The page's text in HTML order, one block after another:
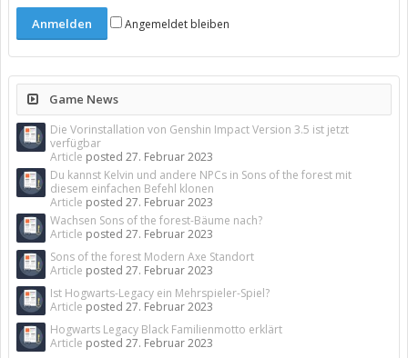
Angemeldet bleiben
Game News
Die Vorinstallation von Genshin Impact Version 3.5 ist jetzt
verfügbar
Article posted 27. Februar 2023
Du kannst Kelvin und andere NPCs in Sons of the forest mit
diesem einfachen Befehl klonen
Article posted 27. Februar 2023
Wachsen Sons of the forest-Bäume nach?
Article posted 27. Februar 2023
Sons of the forest Modern Axe Standort
Article posted 27. Februar 2023
Ist Hogwarts-Legacy ein Mehrspieler-Spiel?
Article posted 27. Februar 2023
Hogwarts Legacy Black Familienmotto erklärt
Article posted 27. Februar 2023